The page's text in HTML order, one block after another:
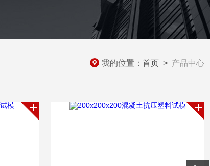
我的位置： 首页 > 产品中心